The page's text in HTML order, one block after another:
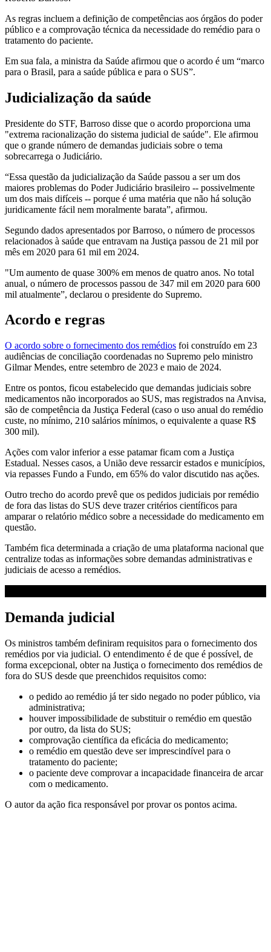
As regras incluem a definição de competências aos órgãos do poder
público e a comprovação técnica da necessidade do remédio para o
tratamento do paciente.
Em sua fala, a ministra da Saúde afirmou que o acordo é um “marco
para o Brasil, para a saúde pública e para o SUS”.
Judicialização da saúde
Presidente do STF, Barroso disse que o acordo proporciona uma
"extrema racionalização do sistema judicial de saúde". Ele afirmou
que o grande número de demandas judiciais sobre o tema
sobrecarrega o Judiciário.
“Essa questão da judicialização da Saúde passou a ser um dos
maiores problemas do Poder Judiciário brasileiro -- possivelmente
um dos mais difíceis -- porque é uma matéria que não há solução
juridicamente fácil nem moralmente barata”, afirmou.
Segundo dados apresentados por Barroso, o número de processos
relacionados à saúde que entravam na Justiça passou de 21 mil por
mês em 2020 para 61 mil em 2024.
"Um aumento de quase 300% em menos de quatro anos. No total
anual, o número de processos passou de 347 mil em 2020 para 600
mil atualmente”, declarou o presidente do Supremo.
Acordo e regras
O acordo sobre o fornecimento dos remédios foi construído em 23
audiências de conciliação coordenadas no Supremo pelo ministro
Gilmar Mendes, entre setembro de 2023 e maio de 2024.
Entre os pontos, ficou estabelecido que demandas judiciais sobre
medicamentos não incorporados ao SUS, mas registrados na Anvisa,
são de competência da Justiça Federal (caso o uso anual do remédio
custe, no mínimo, 210 salários mínimos, o equivalente a quase R$
300 mil).
Ações com valor inferior a esse patamar ficam com a Justiça
Estadual. Nesses casos, a União deve ressarcir estados e municípios,
via repasses Fundo a Fundo, em 65% do valor discutido nas ações.
Outro trecho do acordo prevê que os pedidos judiciais por remédio
de fora das listas do SUS deve trazer critérios científicos para
amparar o relatório médico sobre a necessidade do medicamento em
questão.
Também fica determinada a criação de uma plataforma nacional que
centralize todas as informações sobre demandas administrativas e
judiciais de acesso a remédios.
Demanda judicial
Os ministros também definiram requisitos para o fornecimento dos
remédios por via judicial. O entendimento é de que é possível, de
forma excepcional, obter na Justiça o fornecimento dos remédios de
fora do SUS desde que preenchidos requisitos como:
o pedido ao remédio já ter sido negado no poder público, via
administrativa;
houver impossibilidade de substituir o remédio em questão
por outro, da lista do SUS;
comprovação científica da eficácia do medicamento;
o remédio em questão deve ser imprescindível para o
tratamento do paciente;
o paciente deve comprovar a incapacidade financeira de arcar
com o medicamento.
O autor da ação fica responsável por provar os pontos acima.